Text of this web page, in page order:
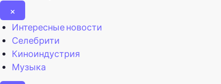
×
Закрыть
меню
Интересные новости
Селебрити
Киноиндустрия
Музыка